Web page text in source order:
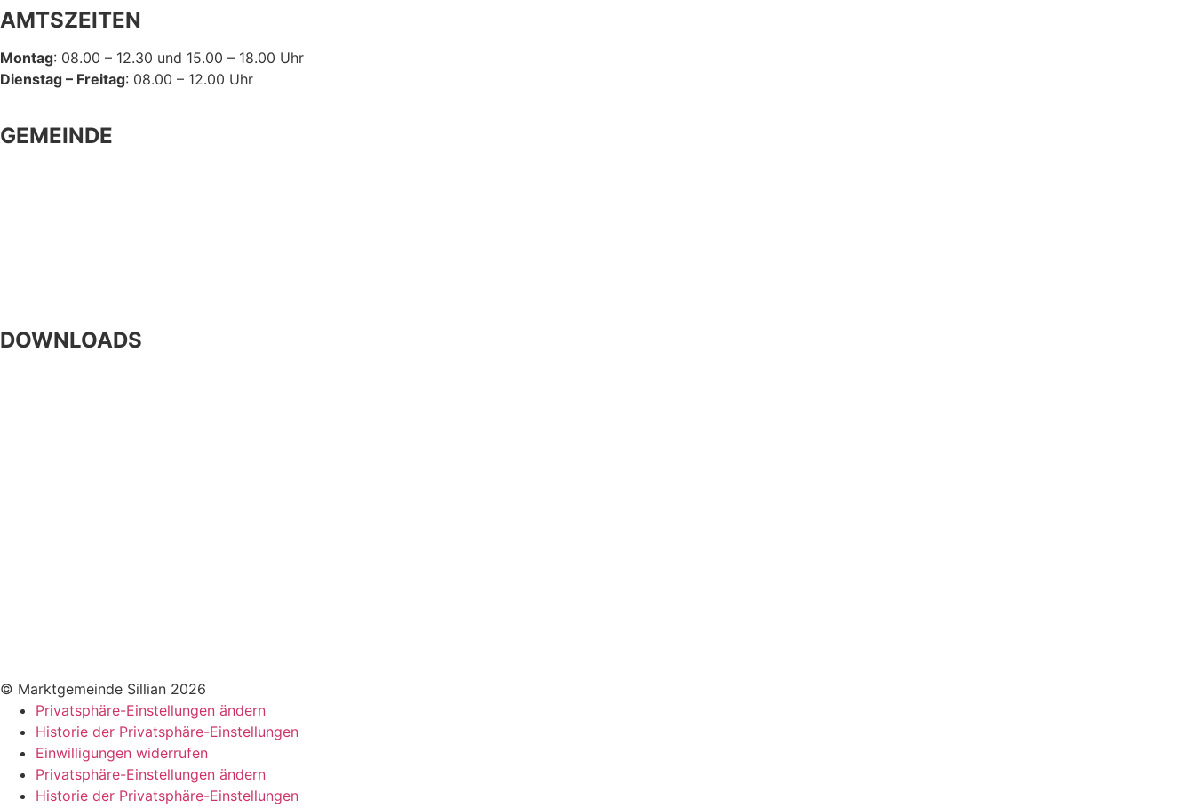
AMTSZEITEN
Montag: 08.00 – 12.30 und 15.00 – 18.00 Uhr
Dienstag – Freitag: 08.00 – 12.00 Uhr
GEMEINDE
DOWNLOADS
© Marktgemeinde Sillian 2026
Privatsphäre-Einstellungen ändern
Historie der Privatsphäre-Einstellungen
Einwilligungen widerrufen
Privatsphäre-Einstellungen ändern
Historie der Privatsphäre-Einstellungen